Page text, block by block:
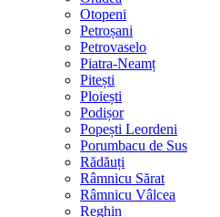
Otopeni
Petroșani
Petrovaselo
Piatra-Neamț
Pitești
Ploiești
Podișor
Popești Leordeni
Porumbacu de Sus
Rădăuți
Râmnicu Sărat
Râmnicu Vâlcea
Reghin